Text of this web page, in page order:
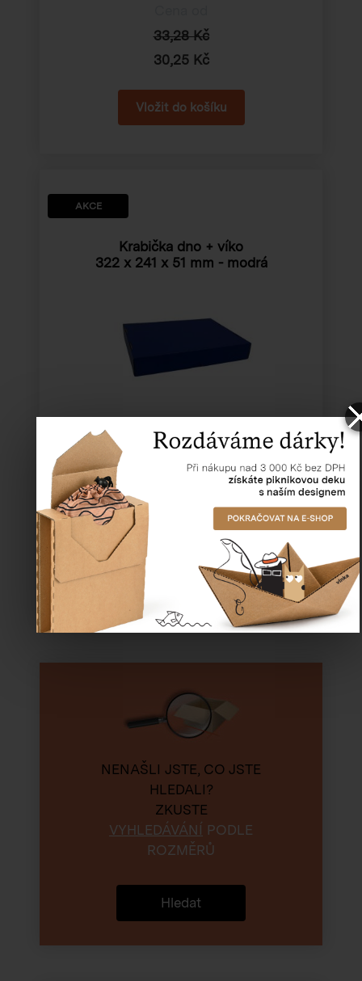
33,28 Kč
30,25 Kč
AKCE
Krabička dno + víko
322 x 241 x 51 mm - modrá
Katalogové číslo: 52204
NENAŠLI JSTE, CO JSTE
HLEDALI?
ZKUSTE
VYHLEDÁVÁNÍ PODLE
ROZMĚRŮ
Hledat